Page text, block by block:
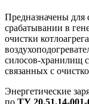
Предназначены для
срабатывании в
очистки
силосов-хранилищ
связанных с
Энергетические